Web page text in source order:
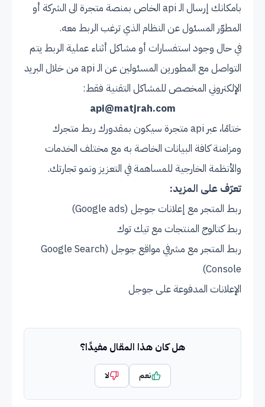
بامكانك إرسال الـ api الخاص بمنصة متجرة الى الشركة أو
المطوّر المسئول عن النظام الذي ترغب الربط معه.
في حال وجود استفسارات أو مشاكل أثناء عملية الربط يتم
التواصل مع المطورين المسئولين عن الـ api من خلال البريد
الإلكتروني المخصص للمشاكل التقنية فقط:
api@matjrah.com
ختامًا، عبر api متجرة سيكون بمقدورك ربط متجرك
ومزامنة كافة البيانات الخاصة به مع مختلف الخدمات
والأنظمة الخارجية للمساهمة في التعزيز ونمو تجارتك.
تعرّف على المزيد:
ربط المتجر مع إعلانات جوجل (Google ads)
ربط كتالوج المنتجات مع تيك توك
ربط المتجر مع مشرفي مواقع جوجل (Google Search
Console)
الإعلانات المدفوعة على جوجل
هل كان هذا المقال مفيدًا؟
نعم لا